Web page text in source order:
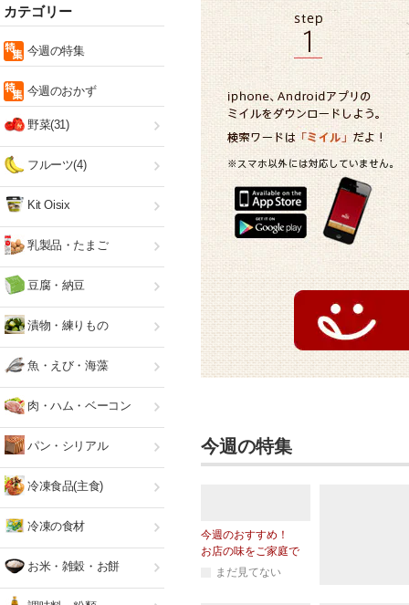
今週の特集
今週のおすすめ！
お店の味をご家庭で
まだ見てない
カテゴリー
今週の特集
今週のおかず
野菜(31)
フルーツ(4)
Kit Oisix
乳製品・たまご
豆腐・納豆
漬物・練りもの
魚・えび・海藻
肉・ハム・ベーコン
パン・シリアル
冷凍食品(主食)
冷凍の食材
お米・雑穀・お餅